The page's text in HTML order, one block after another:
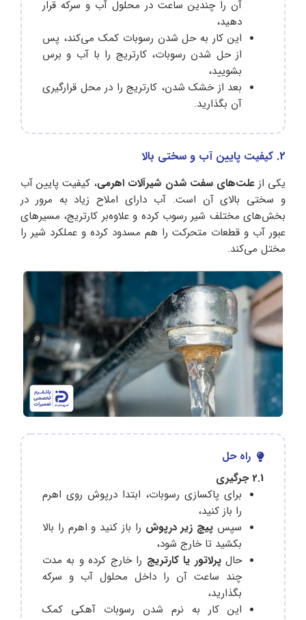
آن را چندین ساعت در محلول آب و سرکه قرار
دهید،
این کار به حل شدن رسوبات کمک می‌کند، پس
از حل شدن رسوبات، کارتریج را با آب و برس
بشویید،
بعد از خشک شدن، کارتریج را در محل قرارگیری
آن بگذارید.
2. کیفیت پایین آب و سختی بالا
یکی ازعلت‌های سفت شدن شیرآلات اهرمی، کیفیت پایین آب
و سختی بالای آن است. آب دارای املاح زیاد به مرور در
بخش‌های مختلف شیر رسوب کرده و علاوه‌بر کارتریج، مسیرهای
عبور آب و قطعات متحرکت را هم مسدود کرده و عملکرد شیر را
مختل می‌کند.
راه حل
2.1 جر‌گیری
برای پاکسازی رسوبات، ابتدا درپوش روی اهرم
را باز کنید،
سپس پیچ زیر درپوش را باز کنید و اهرم را بالا
بکشید تا خارج شود،
حالپرلاتور یا کارتریج را خارج کرده و به مدت
چند ساعت آن را داخل محلول آب و سرکه
بگذارید،
این کار به نرم‌ شدن رسوبات آهکی کمک